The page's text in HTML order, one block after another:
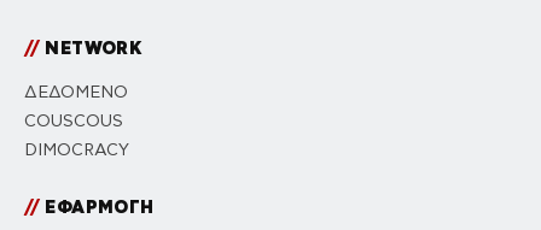
//NETWORK
ΔΕΔΟΜΕΝΟ
COUSCOUS
DIMOCRACY
//ΕΦΑΡΜΟΓΗ